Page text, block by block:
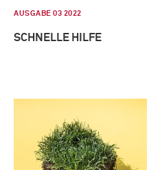
AUSGABE 03 2022
SCHNELLE HILFE